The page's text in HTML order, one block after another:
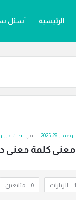
الترجمة
القائمة
الرئيسية أسئل
نوفمبر 28, 2025 في: ابحث عن
كلمة معنى
الزيارات 0 متابعين